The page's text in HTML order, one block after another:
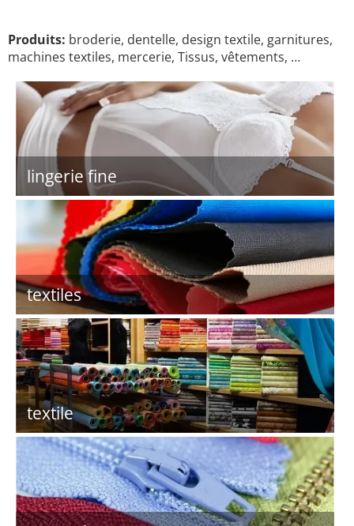
Produits: broderie, dentelle, design textile, garnitures,
machines textiles, mercerie, Tissus, vêtements, …
lingerie fine
textiles
textile